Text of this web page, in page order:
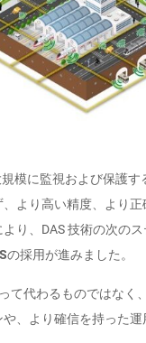
模に監視および保護
より高い精度、より
り、 DAS技術の次のス
の採用が進みました。
て代わるものではなく
、より確信を持った運